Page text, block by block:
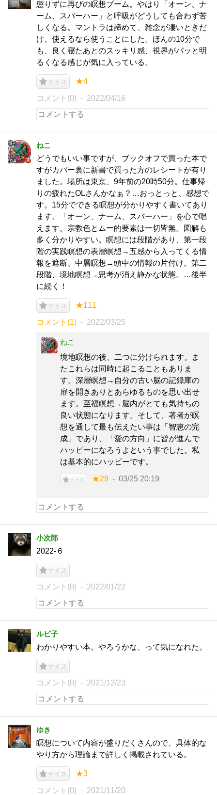
懲りずに再びの瞑想ブーム。やはり「オーン、ナ
ーム、スバーハー」と呼吸がどうしても合わず苦
しくなる。マントラは諦めて、雑念が凄いときだ
け、使えるなら使うことにした。ほんの10分で
も、良く寝たあとのスッキリ感、視界がパッと明
るくなる感じが気に入っている。
ナイス ★4
コメント(0) 2022/04/16
ねこ
どうでもいい事ですが、ブックオフで買った本で
すがカバー裏に新書で買った方のレシートが有り
ました。場所は東京、9年前の20時50分。仕事帰
りの疲れたOLさんかなぁ？…おっとっと、感想で
す。15分でできる瞑想が分かりやすく書いてあり
ます。「オーン、ナーム、スバーハー」を心で唱
えます。宗教色とムー的要素は一切皆無。図解も
多く分かりやすい。瞑想には段階があり、第一段
階の実践瞑想の表層瞑想→五感から入ってくる情
報を遮断、中層瞑想→頭中の情報の片付け。第二
段階、境地瞑想→思考が消え静かな状態。…後半
に続く！
ナイス ★111
コメント(1) 2022/03/25
ねこ
境地瞑想の後、二つに分けられます。ま
たこれらは同時に起こることもありま
す。深層瞑想→自分の古い脳の記録庫の
扉を開きありとあらゆるものを思い出せ
ます。至福瞑想→脳内がとても気持ちの
良い状態になります。そして、著者が瞑
想を通して最も伝えたい事は「智恵の完
成」であり、「愛の方向」に皆が進んで
ハッピーになろうよという事でした。私
は基本的にハッピーです。
ナイス ★29 03/25 20:19
小次郎
2022-６
ナイス
コメント(0) 2022/01/22
ルビ子
わかりやすい本。やろうかな、って気になれた。
ナイス
コメント(0) 2021/12/23
ゆき
瞑想について内容が盛りだくさんので、具体的な
やり方から理論まで詳しく掲載されている。
ナイス ★3
コメント(0) 2021/11/20